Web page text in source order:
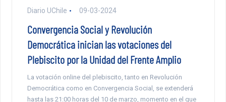
Diario UChile 09-03-2024
Convergencia Social y Revolución
Democrática inician las votaciones del
Plebiscito por la Unidad del Frente Amplio
La votación online del plebiscito, tanto en Revolución
Democrática como en Convergencia Social, se extenderá
hasta las 21:00 horas del 10 de marzo, momento en el que